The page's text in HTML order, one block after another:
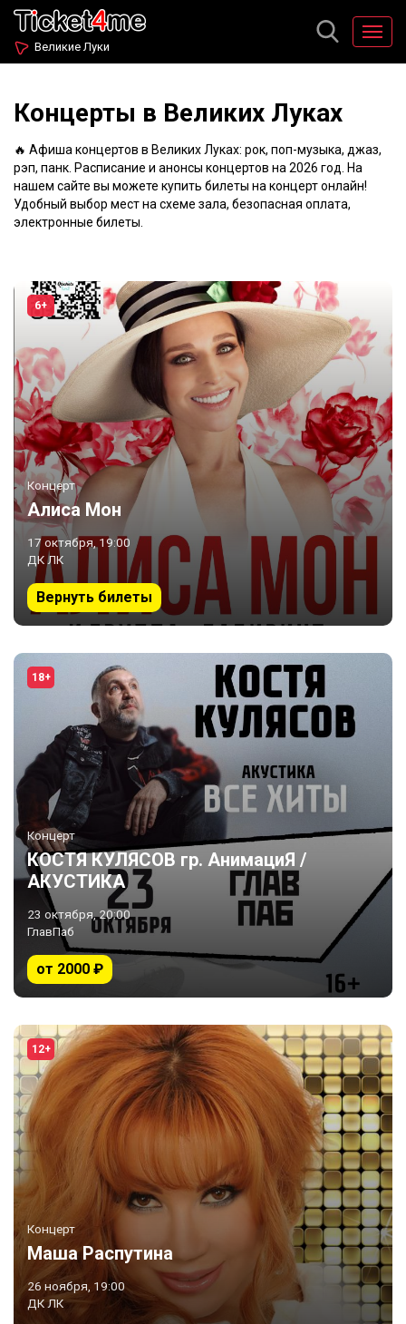
Великие Луки
Концерты в Великих Луках
🔥 Афиша концертов в Великих Луках: рок, поп-музыка, джаз,
рэп, панк. Расписание и анонсы концертов на 2026 год. На
нашем сайте вы можете купить билеты на концерт онлайн!
Удобный выбор мест на схеме зала, безопасная оплата,
электронные билеты.
6+
Концерт
Алиса Мон
17 октября, 19:00
ДК ЛК
Вернуть билеты
18+
Концерт
КОСТЯ КУЛЯСОВ гр. АнимациЯ /
АКУСТИКА
23 октября, 20:00
ГлавПаб
от 2000 ₽
12+
Концерт
Маша Распутина
26 ноября, 19:00
ДК ЛК